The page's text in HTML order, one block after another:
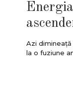
Azi
la o fuziune